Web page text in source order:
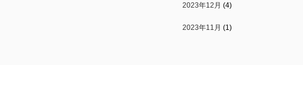
2023年12月 (4)
2023年11月 (1)